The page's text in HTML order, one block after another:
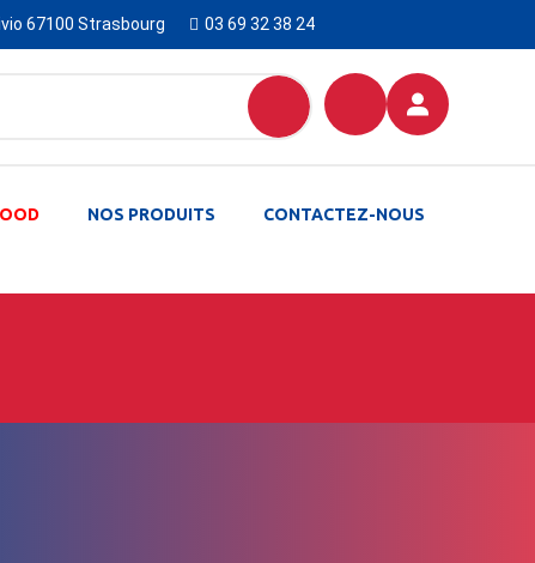
67100 Strasbourg 03 69 32 38 24
CONTACTEZ-NOUS
NOS PRODUITS